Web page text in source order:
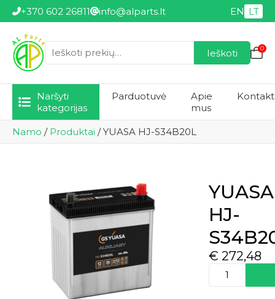
+370 602 26811 info@alparts.lt EN LT
Ieškoti: Ieškoti 0
Naršyti
kategorijas
Parduotuvė
Apie
mus
Namo / Produktai /YUASA HJ-S34B20L
YUASA
HJ-
€ 272,48
produkto
kiekis: